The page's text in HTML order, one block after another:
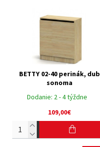
Dodanie: 2 - 4 týždne
BETTY 02-40 perinák, dub
sonoma
109,00€